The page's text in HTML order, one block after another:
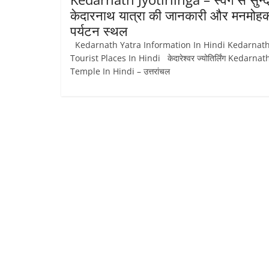
केदारनाथ यात्रा की जानकारी और
पर्यटन स्थल
Kedarnath Yatra Information In Hindi Kedarnath
Tourist Places In Hindi केदारेश्‍वर ज्‍योतिर्लिंग
Temple In Hindi – उत्तरांचल